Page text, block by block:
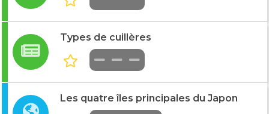
Types de cuillères
Les quatre îles principales du Japon